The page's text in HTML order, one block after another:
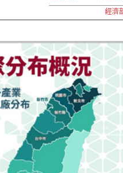
經濟